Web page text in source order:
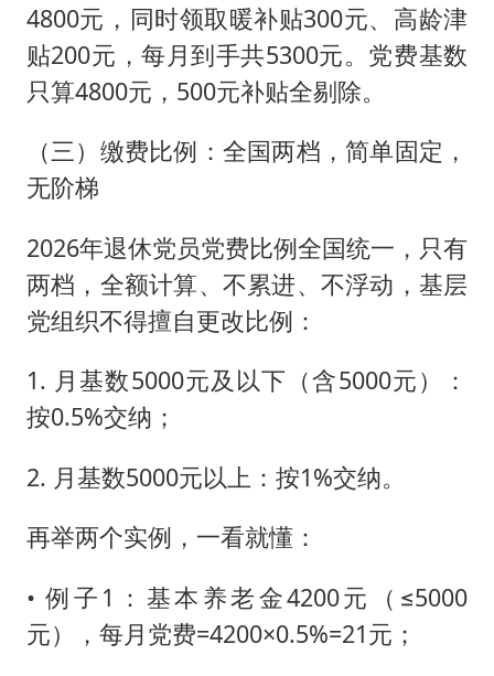
4800元，同时领取暖补贴300元、高龄津
贴200元，每月到手共5300元。党费基数
只算4800元，500元补贴全剔除。
（三）缴费比例：全国两档，简单固定，
无阶梯
2026年退休党员党费比例全国统一，只有
两档，全额计算、不累进、不浮动，基层
党组织不得擅自更改比例：
1. 月基数5000元及以下（含5000元）：
按0.5%交纳；
2. 月基数5000元以上：按1%交纳。
再举两个实例，一看就懂：
• 例子1：基本养老金4200元（≤5000
元），每月党费=4200×0.5%=21元；